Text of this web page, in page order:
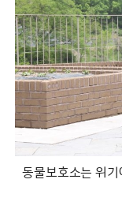
동물보호소는 위